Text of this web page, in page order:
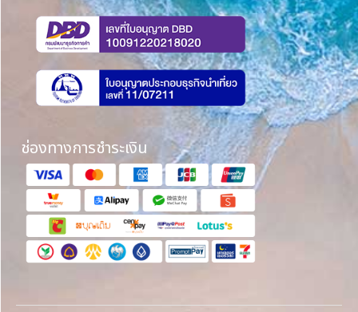
ช่องทางการชำระเงิน